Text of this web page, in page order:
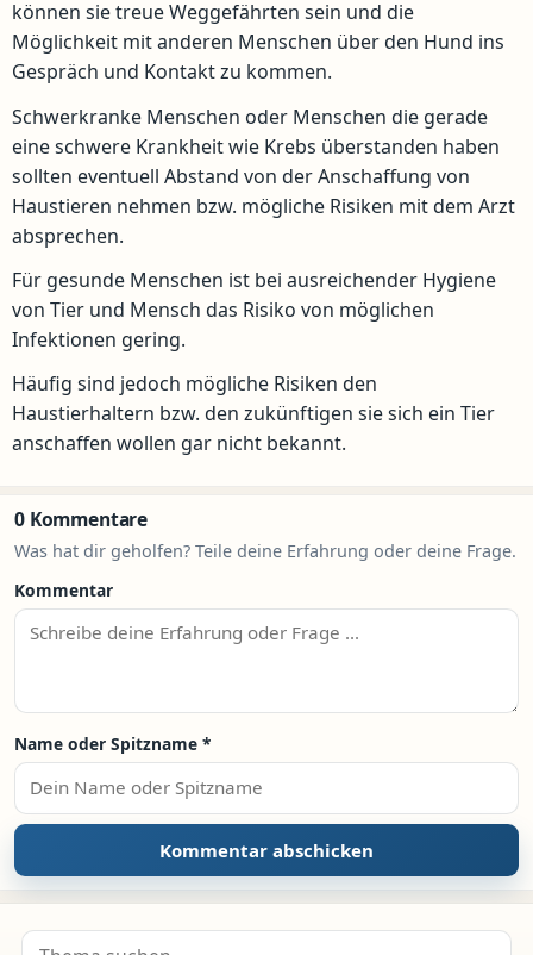
können sie treue Weggefährten sein und die
Möglichkeit mit anderen Menschen über den Hund ins
Gespräch und Kontakt zu kommen.
Schwerkranke Menschen oder Menschen die gerade
eine schwere Krankheit wie Krebs überstanden haben
sollten eventuell Abstand von der Anschaffung von
Haustieren nehmen bzw. mögliche Risiken mit dem Arzt
absprechen.
Für gesunde Menschen ist bei ausreichender Hygiene
von Tier und Mensch das Risiko von möglichen
Infektionen gering.
Häufig sind jedoch mögliche Risiken den
Haustierhaltern bzw. den zukünftigen sie sich ein Tier
anschaffen wollen gar nicht bekannt.
0 Kommentare
Was hat dir geholfen? Teile deine Erfahrung oder deine Frage.
Kommentar
Name oder Spitzname *
Suche nach: